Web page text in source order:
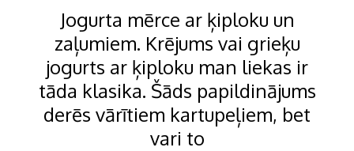
Jogurta mērce ar ķiploku un
zaļumiem. Krējums vai grieķu
jogurts ar ķiploku man liekas ir
tāda klasika. Šāds papildinājums
derēs vārītiem kartupeļiem, bet
vari to